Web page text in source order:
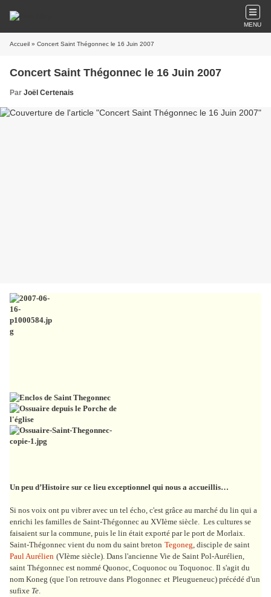
MENU
Accueil » Concert Saint Thégonnec le 16 Juin 2007
Concert Saint Thégonnec le 16 Juin 2007
Par Joël Certenais
Un peu d’Histoire sur ce lieu exceptionnel qui nous a accueillis…
Si nos voix ont pu vibrer avec un tel écho, c'est grâce au marché du lin qui a
enrichi les familles de Saint-Thégonnec au XVIème siècle. Les cultures se
faisaient sur la commune, puis le lin était exporté par le port de Morlaix.
Saint-Thégonnec vient du nom du saint breton Tegoneg, disciple de saint
Paul Aurélien (VIème siècle). Dans l'ancienne Vie de Saint Pol-Aurélien,
saint Thégonnec est nommé Quonoc, Coquonoc ou Toquonoc. Il s'agit du
nom Koneg (que l'on retrouve dans Plogonnec et Pleugueneuc) précédé d'un
sufixe Te.